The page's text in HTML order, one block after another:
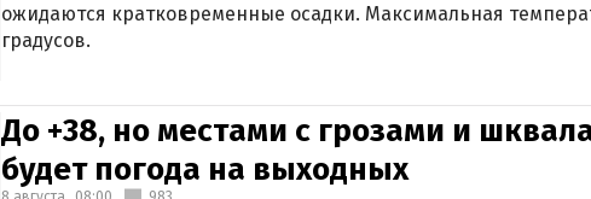
ожидаются кратковременные осадки. Максимальная
градусов.
До +38, но местами с грозами и
будет погода на выходных